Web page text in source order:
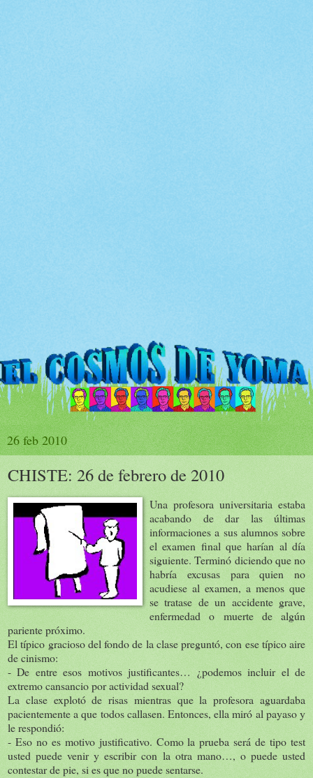
26 feb 2010
CHISTE: 26 de febrero de 2010
Una profesora universitaria estaba
acabando de dar las últimas
informaciones a sus alumnos sobre
el examen final que harían al día
siguiente. Terminó diciendo que no
habría excusas para quien no
acudiese al examen, a menos que
se tratase de un accidente grave,
enfermedad o muerte de algún
pariente próximo.
El típico gracioso del fondo de la clase preguntó, con ese típico aire
de cinismo:
- De entre esos motivos justificantes… ¿podemos incluir el de
extremo cansancio por actividad sexual?
La clase explotó de risas mientras que la profesora aguardaba
pacientemente a que todos callasen. Entonces, ella miró al payaso y
le respondió:
- Eso no es motivo justificativo. Como la prueba será de tipo test
usted puede venir y escribir con la otra mano…, o puede usted
contestar de pie, si es que no puede sentarse.